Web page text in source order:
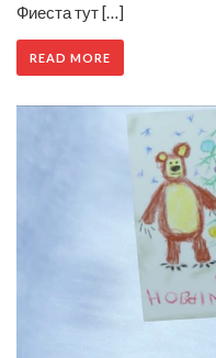
Фиеста тут […]
READ MORE